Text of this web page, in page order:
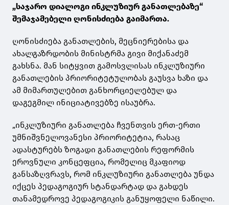
„საჯარო დიალოგი ინკლუზიურ განათლებაზე“
შემაჯამებელი ღონისძიება გაიმართა.
ღონისძიება განათლების, მეცნიერებისა და
ახალგაზრდობის მინისტრმა გივი მიქანაძემ
გახსნა. მან სიტყვით გამოსვლისას ინკლუზიური
განათლების პრიორიტეტულობას გაუსვა ხაზი და
ამ მიმართულებით განხორციელებულ და
დაგეგმილ ინიციატივებზე ისაუბრა.
„ინკლუზიური განათლება ჩვენთვის ერთ-ერთი
უმნიშვნელოვანესი პრიორიტეტია, რასაც
ადასტურებს ზოგადი განათლების რეფორმის
ეროვნული კონცეფცია, რომელიც მკაფიოდ
განსაზღვრავს, რომ ინკლუზიური განათლება უნდა
იქცეს პედაგოგიურ სტანდარტად და გახდეს
თანამედროვე პედაგოგიკის განუყოფელი ნაწილი.